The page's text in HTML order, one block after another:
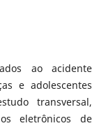
ao acidente
e adolescentes
transversal,
eletrônicos de